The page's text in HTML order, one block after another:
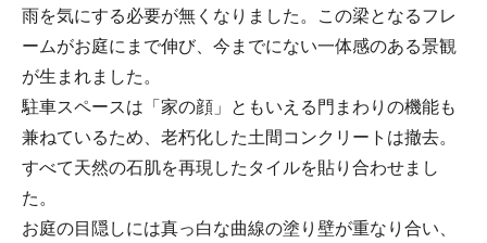
雨を気にする必要が無くなりました。この梁となるフレ
ームがお庭にまで伸び、今までにない一体感のある景観
が生まれました。
駐車スペースは「家の顔」ともいえる門まわりの機能も
兼ねているため、老朽化した土間コンクリートは撤去。
すべて天然の石肌を再現したタイルを貼り合わせまし
た。
お庭の目隠しには真っ白な曲線の塗り壁が重なり合い、